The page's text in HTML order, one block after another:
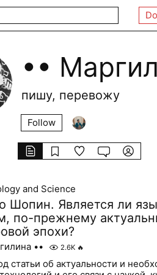
••
пишу, перевожу
Follow
and Science
Шопин. Является ли
по-прежнему
эпохи?
•• 2.6K 🔥
статьи об актуальности и